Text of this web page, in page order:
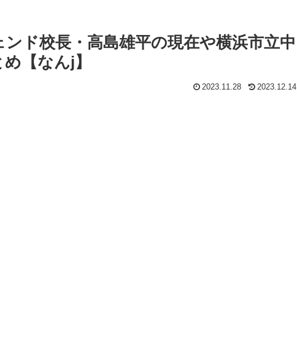
ド校長・高島雄平の現在や横浜市立中
【なんj】
2023.11.28 2023.12.14